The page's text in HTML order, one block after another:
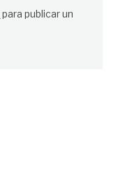
para publicar un